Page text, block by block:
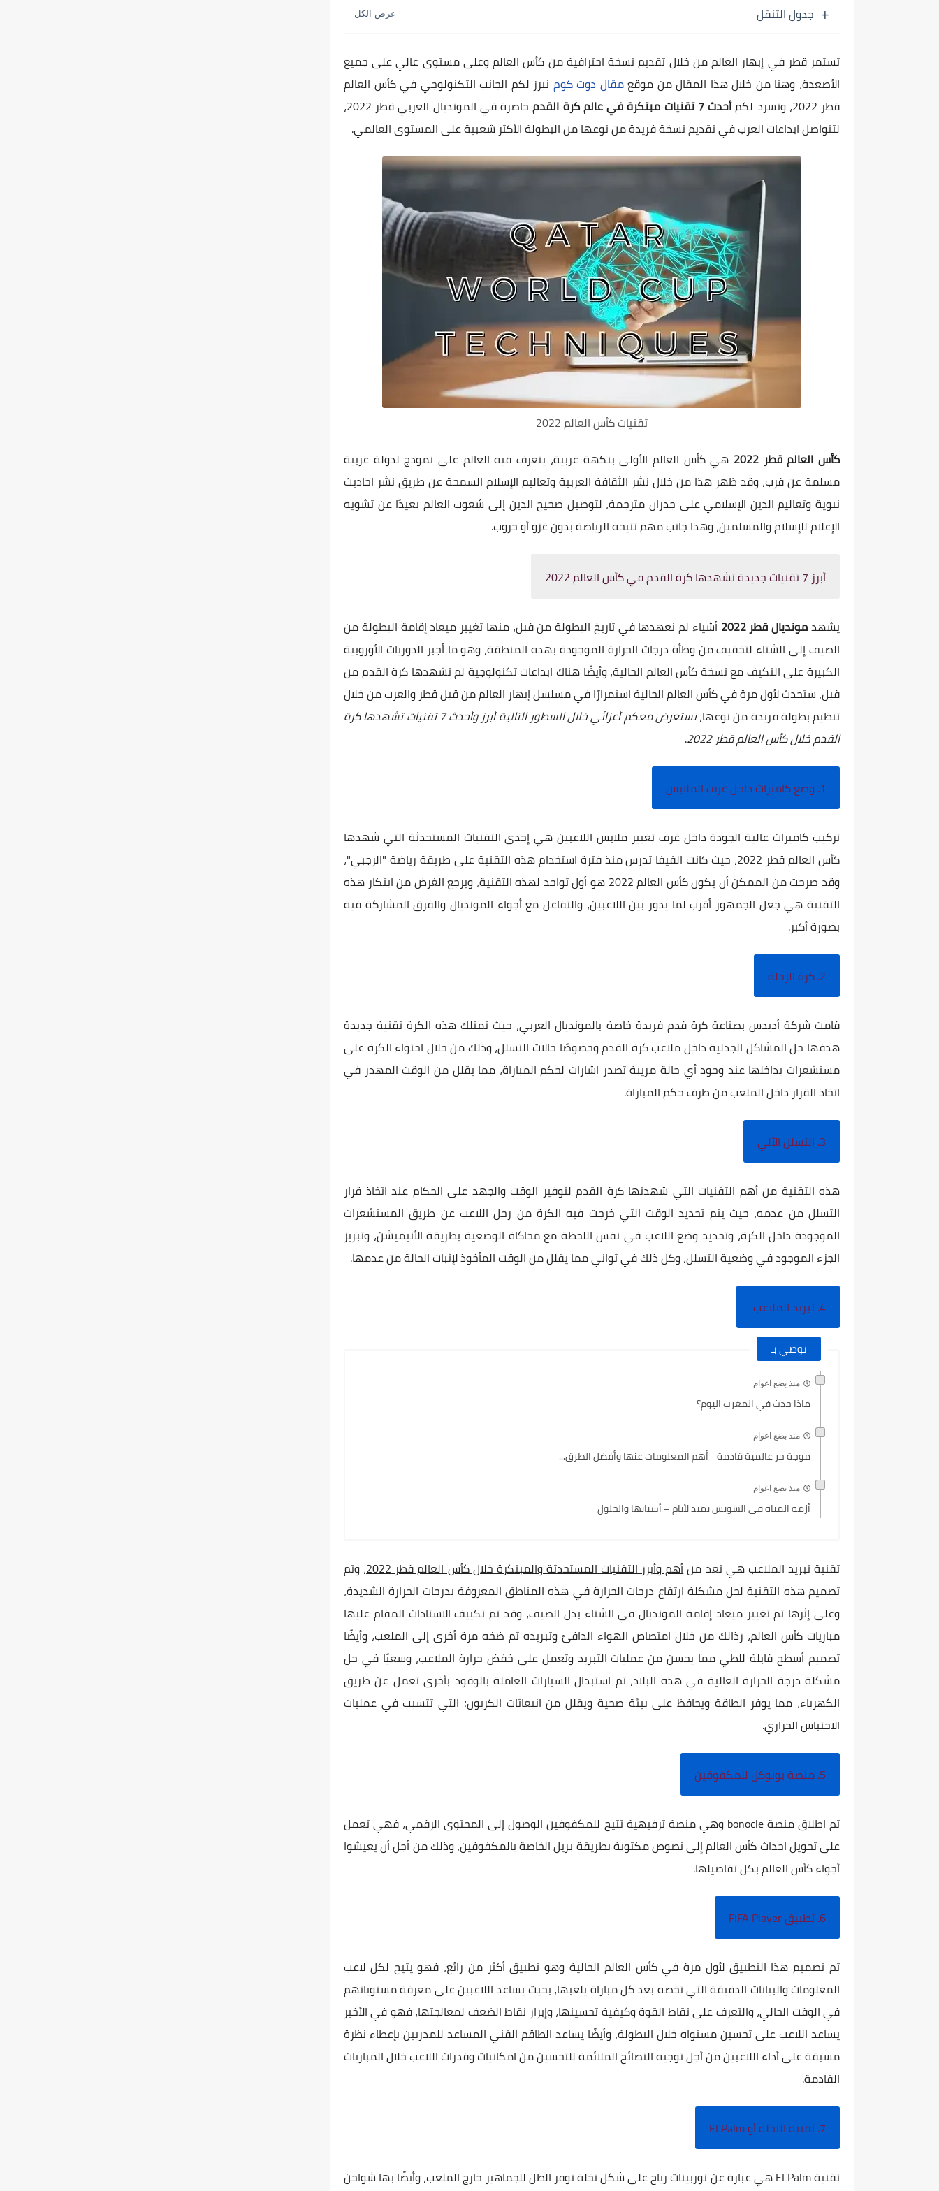
جدول التنقل
تستمر قطر في إبهار العالم من خلال تقديم نسخة احترافية من كأس العالم وعلى مستوى عالي على جميع
الأصعدة، وهنا من خلال هذا المقال من موقعمقال دوت كوم نبرز لكم الجانب التكنولوجي في كأس العالم
قطر 2022، ونسرد لكم
أحدث 7 تقنيات مبتكرة في عالم كرة القدم
حاضرة في المونديال العربي قطر 2022،
لتتواصل ابداعات العرب في تقديم نسخة فريدة من نوعها من البطولة الأكثر شعبية على المستوى العالمي.
تقنيات كأس العالم 2022
كأس العالم قطر 2022
هي كأس العالم الأولى بنكهة عربية، يتعرف فيه العالم على نموذج لدولة عربية
مسلمة عن قرب، وقد ظهر هذا من خلال نشر الثقافة العربية وتعاليم الإسلام السمحة عن طريق نشر احاديث
نبوية وتعاليم الدين الإسلامي على جدران مترجمة، لتوصيل صحيح الدين إلى شعوب العالم بعيدًا عن تشويه
الإعلام للإسلام والمسلمين، وهذا جانب مهم تتيحه الرياضة بدون غزو أو حروب.
أبرز 7 تقنيات جديدة تشهدها كرة القدم في كأس العالم 2022
يشهدمونديال قطر 2022
أشياء لم نعهدها في تاريخ البطولة من قبل، منها تغيير ميعاد إقامة البطولة من
الصيف إلى الشتاء لتخفيف من وطأة درجات الحرارة الموجودة بهذه المنطقة، وهو ما أجبر الدوريات الأوروبية
الكبيرة على التكيف مع نسخة كأس العالم الحالية، وأيضًا هناك ابداعات تكنولوجية لم تشهدها كرة القدم من
قبل، ستحدث لأول مرة في كأس العالم الحالية استمرارًا في مسلسل إبهار العالم من قبل قطر والعرب من خلال
تنظيم بطولة فريدة من نوعها،
نستعرض معكم أعزائي خلال السطور التالية أبرز وأحدث 7 تقنيات تشهدها كرة
القدم خلال كأس العالم قطر 2022
.
1. وضع كاميرات داخل غرف الملابس
تركيب كاميرات عالية الجودة داخل غرف تغيير ملابس اللاعبين هي إحدى التقنيات المستحدثة التي شهدها
كأس العالم قطر 2022، حيث كانت الفيفا تدرس منذ فترة استخدام هذه التقنية على طريقة رياضة "الرجبي"،
وقد صرحت من الممكن أن يكون كأس العالم 2022 هو أول تواجد لهذه التقنية، ويرجع الغرض من ابتكار هذه
التقنية هي جعل الجمهور أقرب لما يدور بين اللاعبين، والتفاعل مع أجواء المونديال والفرق المشاركة فيه
بصورة أكبر.
2. كرة الرحلة
قامت شركة أديدس بصناعة كرة قدم فريدة خاصة بالمونديال العربي، حيث تمتلك هذه الكرة تقنية جديدة
هدفها حل المشاكل الجدلية داخل ملاعب كرة القدم وخصوصًا حالات التسلل، وذلك من خلال احتواء الكرة على
مستشعرات بداخلها عند وجود أي حالة مريبة تصدر اشارات لحكم المباراة، مما يقلل من الوقت المهدر في
اتخاذ القرار داخل الملعب من طرف حكم المباراة.
3. التسلل الآلي
هذه التقنية من أهم التقنيات التي شهدتها كرة القدم لتوفير الوقت والجهد على الحكام عند اتخاذ قرار
التسلل من عدمه، حيث يتم تحديد الوقت التي خرجت فيه الكرة من رجل اللاعب عن طريق المستشعرات
الموجودة داخل الكرة، وتحديد وضع اللاعب في نفس اللحظة مع محاكاة الوضعية بطريقة الأنيميشن، وتبريز
الجزء الموجود في وضعية التسلل، وكل ذلك في ثواني مما يقلل من الوقت المأخوذ لإثبات الحالة من عدمها.
4. تبريد الملاعب
نوصي بـ
منذ بضع اعوام
ماذا حدث في المغرب اليوم؟
منذ بضع اعوام
موجة حر عالمية قادمة - أهم المعلومات عنها وأفضل الطرق...
منذ بضع اعوام
أزمة المياه في السويس تمتد لأيام – أسبابها والحلول
تقنية تبريد الملاعب هي تعد منأهم وأبرز التقنيات المستحدثة والمبتكرة خلال كأس العالم قطر 2022
، وتم
تصميم هذه التقنية لحل مشكلة ارتفاع درجات الحرارة في هذه المناطق المعروفة بدرجات الحرارة الشديدة،
وعلى إثرها تم تغيير ميعاد إقامة المونديال في الشتاء بدل الصيف، وقد تم تكييف الاستادات المقام عليها
مباريات كأس العالم، زذالك من خلال امتصاص الهواء الدافئ وتبريده ثم ضخه مرة أخرى إلى الملعب، وأيضًا
تصميم أسطح قابلة للطي مما يحسن من عمليات التبريد وتعمل على خفض حرارة الملاعب، وسعيًا في حل
مشكلة درجة الحرارة العالية في هذه البلاد، تم استبدال السيارات العاملة بالوقود بأخرى تعمل عن طريق
الكهرباء، مما يوفر الطاقة ويحافظ على بيئة صحية ويقلل من انبعاثات الكربون؛ التي تتسبب في عمليات
الاحتباس الحراري.
5. منصة بونوكل للمكفوفين
تم اطلاق منصة bonocle وهي منصة ترفيهية تتيح للمكفوفين الوصول إلى المحتوى الرقمي، فهي تعمل
على تحويل احداث كأس العالم إلى نصوص مكتوبة بطريقة بريل الخاصة بالمكفوفين، وذلك من أجل أن يعيشوا
أجواء كأس العالم بكل تفاصيلها.
6. تطبيق FIFA Player
تم تصميم هذا التطبيق لأول مرة في كأس العالم الحالية وهو تطبيق أكثر من رائع، فهو يتيح لكل لاعب
المعلومات والبيانات الدقيقة التي تخصه بعد كل مباراة يلعبها، بحيث يساعد اللاعبين على معرفة مستوياتهم
في الوقت الحالي، والتعرف على نقاط القوة وكيفية تحسينها، وإبراز نقاط الضعف لمعالجتها، فهو في الأخير
يساعد اللاعب على تحسين مستواه خلال البطولة، وأيضًا يساعد الطاقم الفني المساعد للمدربين بإعطاء نظرة
مسبقة على أداء اللاعبين من أجل توجيه النصائح الملائمة للتحسين من امكانيات وقدرات اللاعب خلال المباريات
القادمة.
7. تقنية النخلة أو ELPalm
تقنية ELPalm هي عبارة عن توربينات رياح على شكل نخلة توفر الظل للجماهير خارج الملعب، وأيضًا بها شواحن